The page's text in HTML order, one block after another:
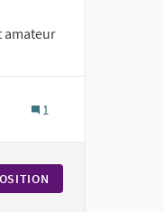
amateur
1